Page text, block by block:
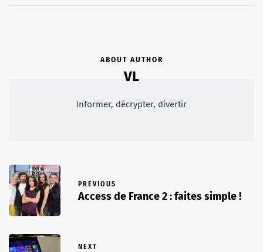
ABOUT AUTHOR
VL
Informer, décrypter, divertir
PREVIOUS
Access de France 2 : faites simple !
NEXT